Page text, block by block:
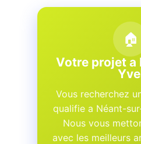
🏠
Votre projet
Vous recherchez
qualifie a Néant-
Nous vous
avec les meilleurs